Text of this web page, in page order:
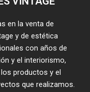
en la venta de
y de estética
con años de
y el interiorismo,
productos y el
que realizamos.